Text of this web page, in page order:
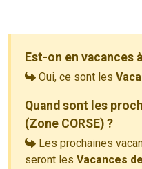
Est-on en vacances
Oui, ce sont les
Quand sont les
(Zone CORSE) ?
Les prochaines
seront les Vacances